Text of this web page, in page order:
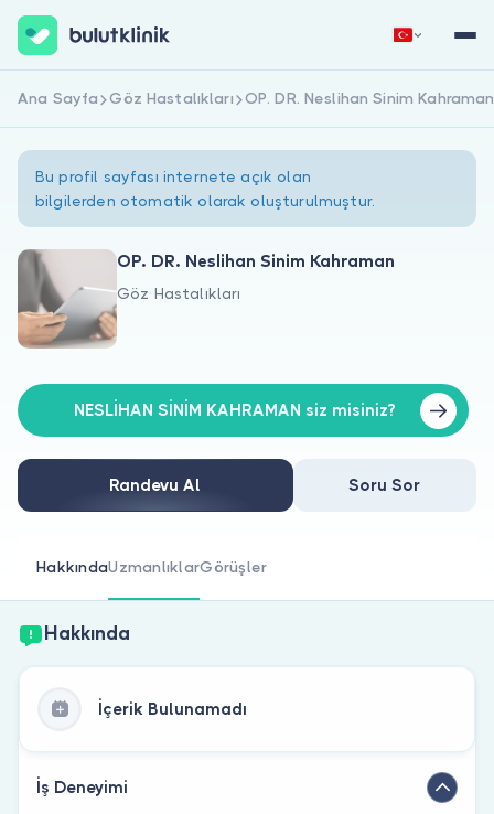
Hakkımızda
Doktorlar için
Doktor musunuz?
Hemen Kaydol Giriş Yap
Ana Sayfa Göz Hastalıkları OP. DR. Neslihan Sinim Kahraman
Bu profil sayfası internete açık olan
bilgilerden otomatik olarak oluşturulmuştur.
OP. DR. Neslihan Sinim Kahraman
Göz Hastalıkları
NESLİHAN SİNİM KAHRAMAN siz misiniz?
Randevu Al Soru Sor
HakkındaUzmanlıklarGörüşler
Hakkında
İçerik Bulunamadı
İş Deneyimi